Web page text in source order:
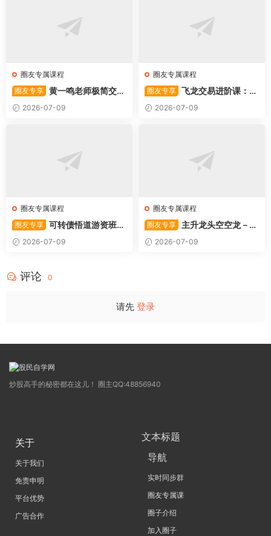
圈友专属课程
圈友专享 黄一鸣老师极简交易
系统2026-07-09
圈友专属课程
圈友专享 飞龙交易进阶课：共
振战法
2026-07-09
圈友专属课程
圈友专享 可转债悟道游资班出
奇系列悟道系列守正系列课程-
卓妍
2026-07-09
圈友专属课程
圈友专享
主升龙头空空龙－竞
价抢筹盘口的量化公式与十几
年的体系干货，全篇2026061
2026-07-09
评论 0
请先 登录
炒股高手的秘密都在这儿！ 圈主QQ:48856940
关于
关于我们
免责申明
平台优势
广告合作
文本标题
导航
实时同步群
圈友专属课
圈子介绍
加入圈子